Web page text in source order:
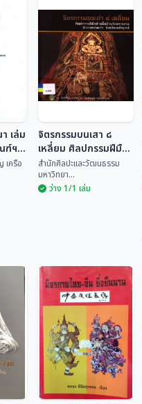
เล่ม
ฑ์ฯ
เครือ
จิตรกรรมบนเสา ๘
เหลี่ยม ศิลปกรรมฝีมือ
ช่างพื้นบ้านวัดทรายงาม
อำเภอหล่มเก่า จังหวัด
เพชรบูรณ์
สำนักศิลปะและวัฒนธรรม
มหาวิทยา...
ว่าง 1/1 เล่ม